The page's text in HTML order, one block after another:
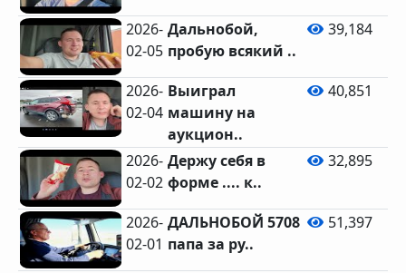
2026-
02-05
Дальнобой,
пробую всякий ..
39,184
2026-
02-04
Выиграл
машину на
аукцион..
40,851
2026-
02-02
Держу себя в
форме .... к..
32,895
2026-
02-01
ДАЛЬНОБОЙ 5708
папа за ру..
51,397